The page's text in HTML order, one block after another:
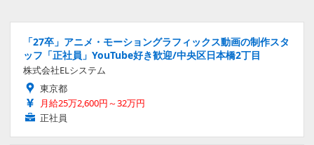
「27卒」アニメ・モーショングラフィックス動画の制作スタ
ッフ「正社員」YouTube好き歓迎/中央区日本橋2丁目
株式会社ELシステム
東京都
月給25万2,600円～32万円
正社員